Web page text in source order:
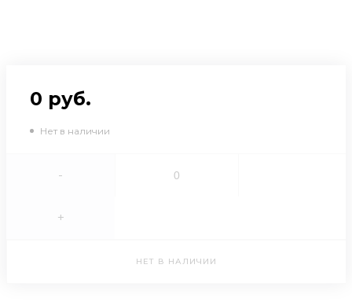
0 руб.
Нет в наличии
-
+
НЕТ В НАЛИЧИИ